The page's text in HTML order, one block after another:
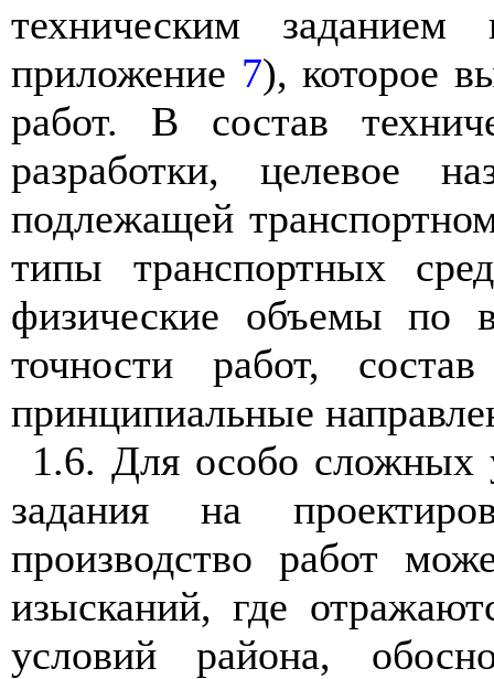
техническим заданием
приложение 7), которое
работ. В состав технич
разработки, целевое н
подлежащей
типы транспортных сре
физические объемы по
точности работ,
принципиальные нап
1.6. Для особо сложных
задания на проекти
производство работ
изысканий, где
условий района,